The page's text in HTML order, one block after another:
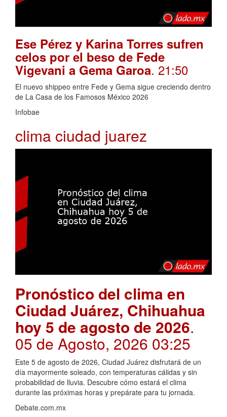
Ese Pérez y Karina Torres sufren
celos por el beso de Fede
Vigevani a Gema Garoa. 21:50
El nuevo shippeo entre Fede y Gema sigue creciendo dentro
de La Casa de los Famosos México 2026
Infobae
clima ciudad juarez
Pronóstico del clima en
Ciudad Juárez, Chihuahua
hoy 5 de agosto de 2026.
05 de Agosto, 2026 03:25
Este 5 de agosto de 2026, Ciudad Juárez disfrutará de un
día mayormente soleado, con temperaturas cálidas y sin
probabilidad de lluvia. Descubre cómo estará el clima
durante las próximas horas y prepárate para tu jornada.
Debate.com.mx